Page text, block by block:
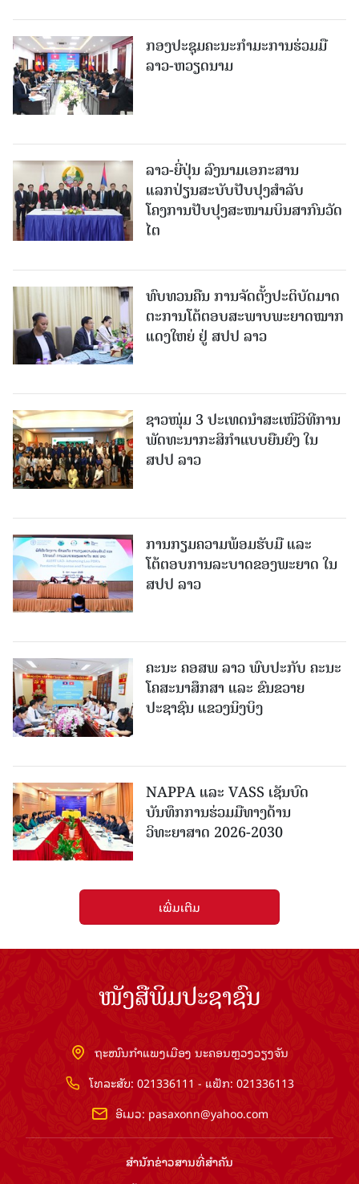
ກອງປະຊຸມຄະນະກຳມະການຮ່ວມມື
ລາວ-ຫວຽດນາມ
ລາວ-ຍີ່ປຸ່ນ ລົງນາມເອກະສານ
ແລກປ່ຽນສະບັບປັບປຸງສໍາລັບ
ໂຄງການປັບປຸງສະໜາມບິນສາກົນວັດ
ໄຕ
ທົບທວນຄືນ ການຈັດຕັ້ງປະຕິບັດມາດ
ຕະການໂຕ້ຕອບສະພາບພະຍາດໝາກ
ແດງໃຫຍ່ ຢູ່ ສປປ ລາວ
ຊາວໜຸ່ມ 3 ປະເທດນຳສະເໜີວິທີການ
ພັດທະນາກະສິກຳແບບຍືນຍົງ ໃນ
ສປປ ລາວ
ການກຽມຄວາມພ້ອມຮັບມື ແລະ
ໂຕ້ຕອບການລະບາດຂອງພະຍາດ ໃນ
ສປປ ລາວ
ຄະນະ ຄອສພ ລາວ ພົບປະກັບ ຄະນະ
ໂຄສະນາສຶກສາ ແລະ ຂົນຂວາຍ
ປະຊາຊົນ ແຂວງນິງບິງ
NAPPA ແລະ VASS ເຊັນບົດ
ບັນທຶກການຮ່ວມມືທາງດ້ານ
ວິທະຍາສາດ 2026-2030
ເພີ່ມເຕີມ
ໜັງສືພິມປະຊາຊົນ
ຖະໜົນກຳແພງເມືອງ ນະຄອນຫຼວງວຽງຈັນ
ໂທລະສັບ: 021336111 - ແຟັກ: 021336113
ອີເມວ: pasaxonn@yahoo.com
ສຳ​ນັກ​ຂ່າວ​ສານ​ທີ່​ສຳ​ຄັນ​